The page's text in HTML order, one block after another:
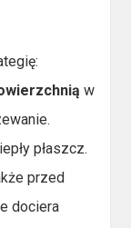
w
płaszcz.
przed
dociera